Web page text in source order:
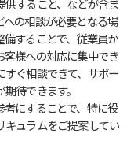
すること、などが含ま
の相談が必要となる場
することで、従業員か
客様への対応に集中でき
ぐ相談できて、サポー
待できます。
にすることで、特に役
キュラムをご提案してい